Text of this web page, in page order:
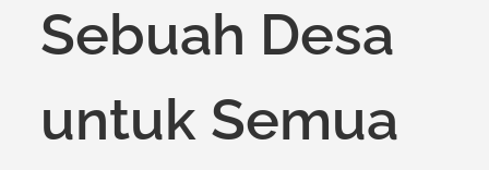
Sebuah Desa
untuk Semua